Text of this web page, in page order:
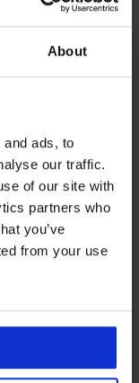
About
ads, to
our traffic.
of our site with
partners who
you’ve
from your use
met okselpads
prijs
39,99 €